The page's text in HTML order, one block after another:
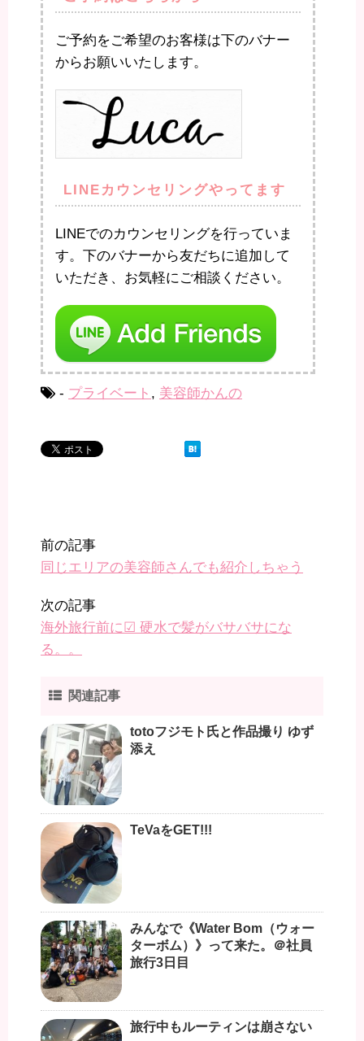
ご予約をご希望のお客様は下のバナー
からお願いいたします。
LINEカウンセリングやってます
LINEでのカウンセリングを行っていま
す。下のバナーから友だちに追加して
いただき、お気軽にご相談ください。
- プライベート , 美容師かんの
前の記事
同じエリアの美容師さんでも紹介しちゃう
次の記事
海外旅行前に☑︎ 硬水で髪がバサバサにな
る。。
関連記事
totoフジモト氏と作品撮り ゆず
添え
TeVaをGET!!!
みんなで《Water Bom（ウォー
ターボム）》って来た。＠社員
旅行3日目
旅行中もルーティンは崩さない